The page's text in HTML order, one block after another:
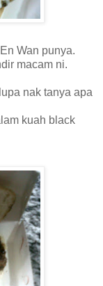
Wan punya.
macam ni.
nak tanya apa
kuah black